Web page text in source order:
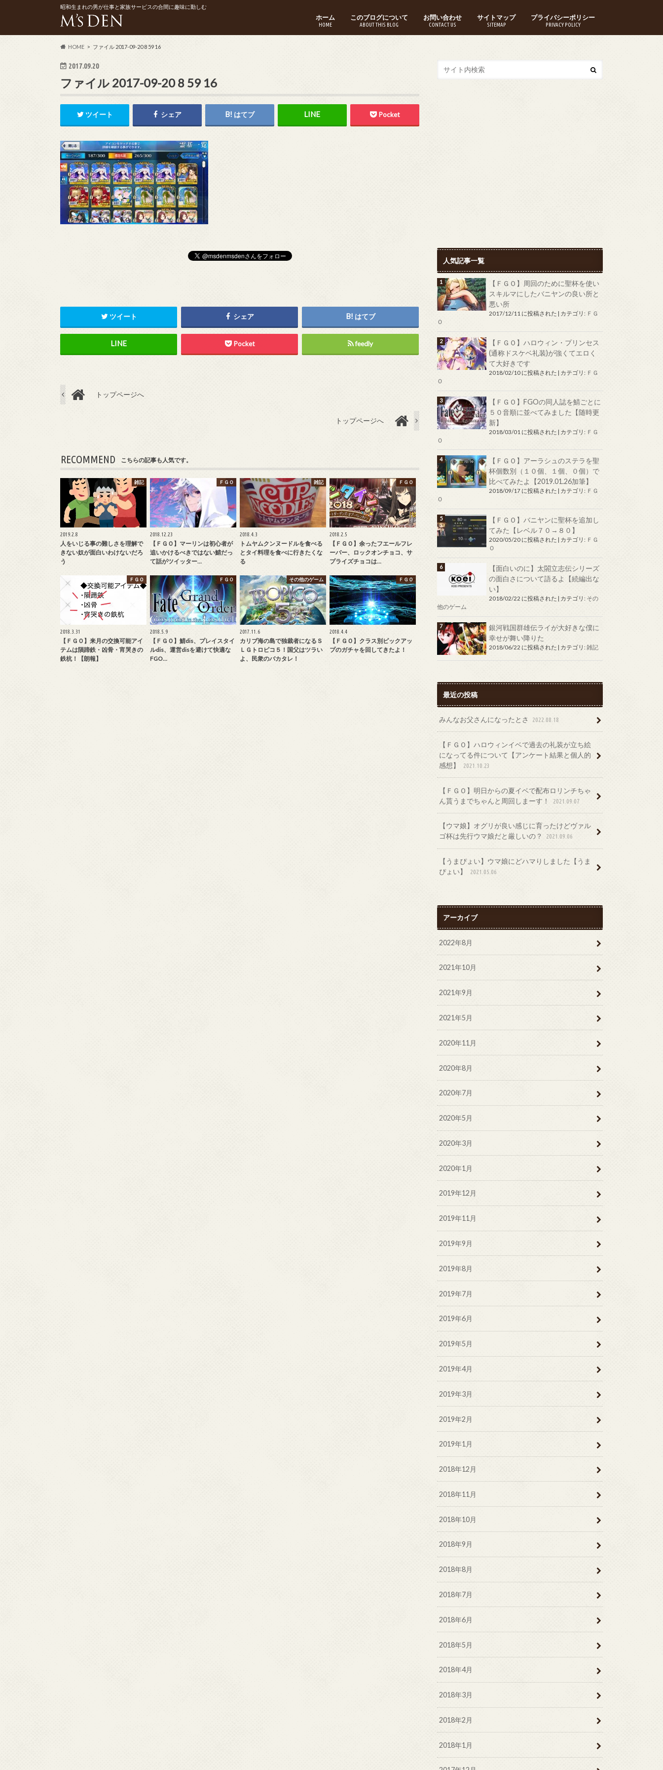
昭和生まれの男が仕事と家族サービスの合間に趣味に勤しむ
ホーム
HOME
このブログについて
ABOUT THIS BLOG
お問い合わせ
CONTACT US
サイトマップ
SITEMAP
プライバシーポリシー
PRIVACY POLICY
HOME ファイル 2017-09-20 8 59 16
2017.09.20
ファイル 2017-09-20 8 59 16
ツイート シェア はてブ Pocket
ツイート シェア はてブ
Pocket feedly
トップページへ
トップページへ
RECOMMEND こちらの記事も人気です。
雑記
2019.2.8
人をいじる事の難しさを理解で
きない奴が面白いわけないだろ
う
ＦＧＯ
2018.12.23
【ＦＧＯ】マーリンは初心者が
追いかけるべきではない鯖だっ
て話がツイッター…
雑記
2018.4.3
トムヤムクンヌードルを食べる
とタイ料理を食べに行きたくな
る
ＦＧＯ
2018.2.5
【ＦＧＯ】余ったフエールフレ
ーバー、ロックオンチョコ、サ
プライズチョコは…
ＦＧＯ
2018.3.31
【ＦＧＯ】来月の交換可能アイ
テムは隕蹄鉄・凶骨・宵哭きの
鉄杭！【朗報】
ＦＧＯ
2018.5.9
【ＦＧＯ】鯖dis、プレイスタイ
ルdis、運営disを避けて快適な
FGO…
その他のゲーム
2017.11.6
カリブ海の島で独裁者になるＳ
ＬＧトロピコ５！国父はツラい
よ、民衆のバカタレ！
ＦＧＯ
2018.4.4
【ＦＧＯ】クラス別ピックアッ
プのガチャを回してきたよ！
人気記事一覧
【ＦＧＯ】周回のために聖杯を使い
スキルマにしたバニヤンの良い所と
悪い所
2017/12/11 に投稿された カテゴリ: ＦＧ
Ｏ
【ＦＧＯ】ハロウィン・プリンセス
(通称ドスケベ礼装)が強くてエロく
て大好きです
2018/02/10 に投稿された | カテゴリ: ＦＧ
Ｏ
【ＦＧＯ】FGOの同人誌を鯖ごとに
５０音順に並べてみました【随時更
新】
2018/03/01 に投稿された | カテゴリ: ＦＧ
Ｏ
【ＦＧＯ】アーラシュのステラを聖
杯個数別（１０個、１個、０個）で
比べてみたよ【2019.01.26加筆】
2018/09/17 に投稿された カテゴリ: ＦＧ
Ｏ
【ＦＧＯ】バニヤンに聖杯を追加し
てみた【レベル７０→８０】
2020/05/20 に投稿された | カテゴリ: ＦＧ
Ｏ
【面白いのに】太閤立志伝シリーズ
の面白さについて語るよ【続編出な
い】
2018/02/22 に投稿された カテゴリ: その
他のゲーム
銀河戦国群雄伝ライが大好きな僕に
幸せが舞い降りた
2018/06/22 に投稿された | カテゴリ: 雑記
最近の投稿
みんなお父さんになったとさ 2022.08.18
【ＦＧＯ】ハロウィンイベで過去の礼装が立ち絵
になってる件について【アンケート結果と個人的
感想】
2021.10.23
【ＦＧＯ】明日からの夏イベで配布ロリンチちゃ
ん貰うまでちゃんと周回しまーす！
2021.09.07
【ウマ娘】オグリが良い感じに育ったけどヴァル
ゴ杯は先行ウマ娘だと厳しいの？
2021.09.06
【うまぴょい】ウマ娘にどハマりしました【うま
ぴょい】
2021.05.06
アーカイブ
2022年8月
2021年10月
2021年9月
2021年5月
2020年11月
2020年8月
2020年7月
2020年5月
2020年3月
2020年1月
2019年12月
2019年11月
2019年9月
2019年8月
2019年7月
2019年6月
2019年5月
2019年4月
2019年3月
2019年2月
2019年1月
2018年12月
2018年11月
2018年10月
2018年9月
2018年8月
2018年7月
2018年6月
2018年5月
2018年4月
2018年3月
2018年2月
2018年1月